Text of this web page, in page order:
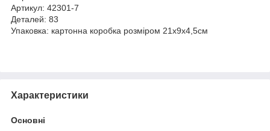
Артикул: 42301-7
Деталей: 83
Упаковка: картонна коробка розміром 21х9х4,5см
Характеристики
Основні